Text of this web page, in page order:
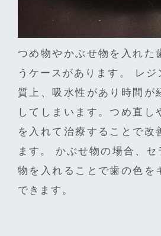
つめ物やかぶせ物を入れた
うケースがあります。 レジ
質上、吸水性があり時間が
してしまいます。つめ直し
を入れて治療することで改
ます。 かぶせ物の場合、セ
物を入れることで歯の色を
できます。